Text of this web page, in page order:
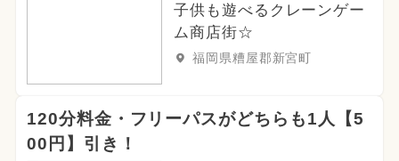
子供も遊べるクレーンゲー
ム商店街☆
福岡県糟屋郡新宮町
120分料金・フリーパスがどちらも1人【5
00円】引き！